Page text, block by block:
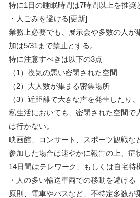
特に1日の睡眠時間は7時間以上を推奨
・人ごみを避ける[更新]
業務上必要でも、展示会や多数の人が
加は5/31まで禁止とする。
特に注意すべきは以下の3点
（1）換気の悪い密閉された空間
（2）大人数が集まる密集場所
（3）近距離で大きな声を発生したり
私生活においても、密閉された空間で
は行かない。
映画館、コンサート、スポーツ観戦な
参加した場合は速やかに報告の上、症
14日間はテレワーク、もしくは自宅待
・人の多い輸送車両での移動を避ける
原則、電車やバスなど、不特定多数が